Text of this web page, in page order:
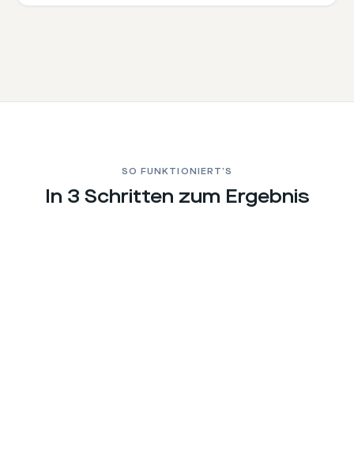
SO FUNKTIONIERT’S
In 3 Schritten zum Ergebnis